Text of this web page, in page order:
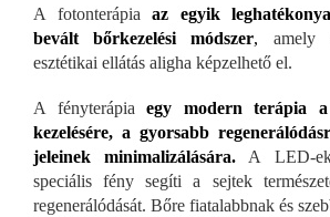
A fotonterápia az egyik
bevált bőrkezelési módszer, amely
esztétikai ellátás aligha képzelhető el.
A fényterápiaegy modern terápia a
kezelésére, a gyorsabb
jeleinek minimalizálására.
A LED-
speciális fény segíti a sejtek
regenerálódását. Bőre fiatalabbnak és